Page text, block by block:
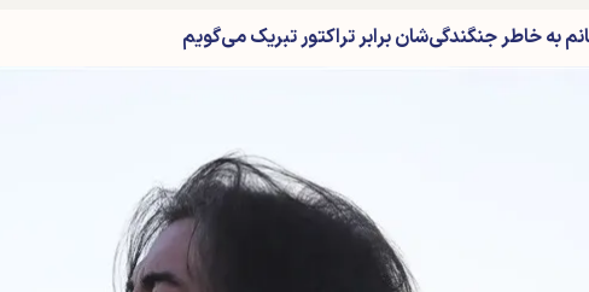
به خاطر جنگندگی‌شان برابر تراکتور تبریک می‌گویم